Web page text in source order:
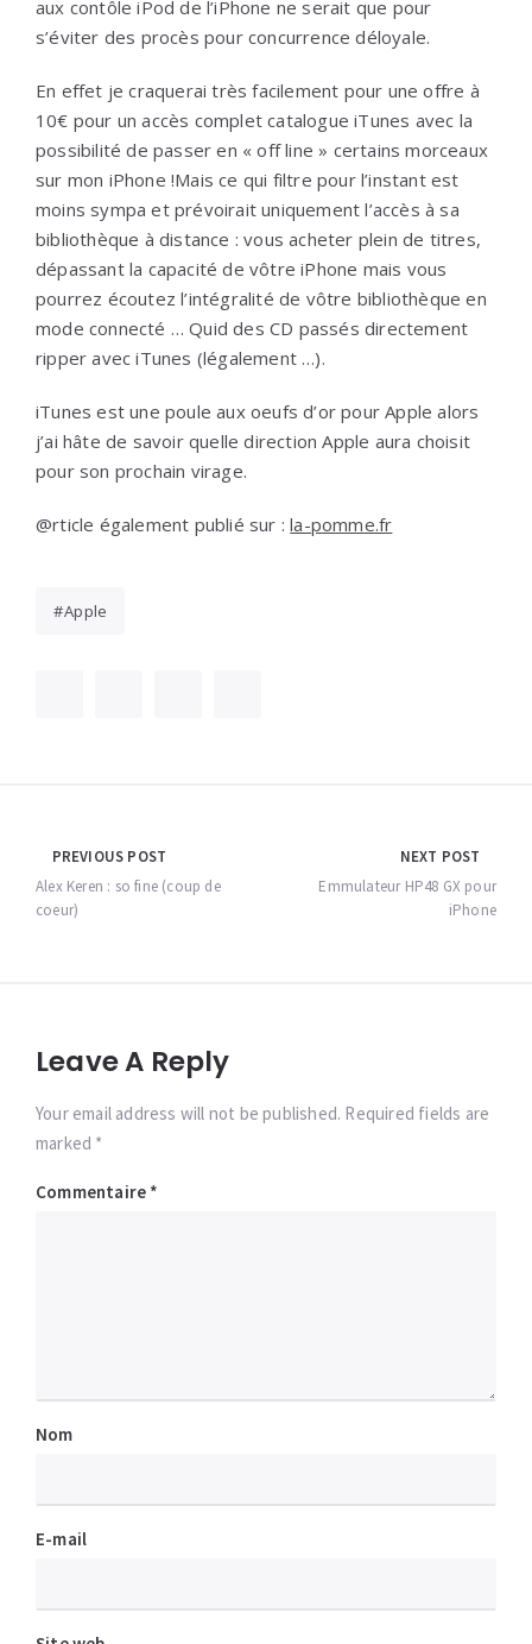
aux contôle iPod de l’iPhone ne serait que pour
s’éviter des procès pour concurrence déloyale.
En effet je craquerai très facilement pour une offre à
10€ pour un accès complet catalogue iTunes avec la
possibilité de passer en « off line » certains morceaux
sur mon iPhone !Mais ce qui filtre pour l’instant est
moins sympa et prévoirait uniquement l’accès à sa
bibliothèque à distance : vous acheter plein de titres,
dépassant la capacité de vôtre iPhone mais vous
pourrez écoutez l’intégralité de vôtre bibliothèque en
mode connecté … Quid des CD passés directement
ripper avec iTunes (légalement …).
iTunes est une poule aux oeufs d’or pour Apple alors
j’ai hâte de savoir quelle direction Apple aura choisit
pour son prochain virage.
@rticle également publié sur :la-pomme.fr
Apple
Navigation
de
l’article
PREVIOUS POST
Alex Keren : so fine (coup de
coeur)
NEXT POST
Emmulateur HP48 GX pour
iPhone
Leave A Reply
Your email address will not be published. Required fields are
marked *
Commentaire *
Nom
E-mail